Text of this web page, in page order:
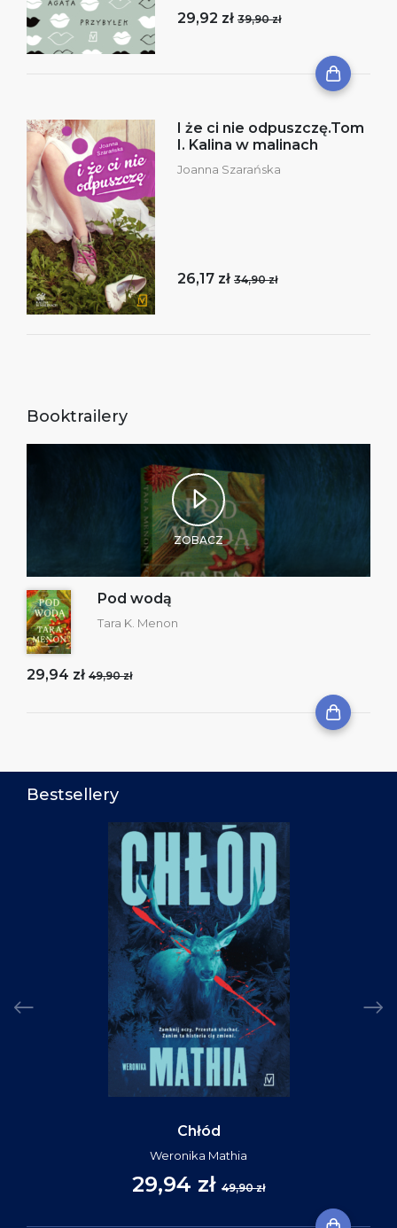
29,92 zł 39,90 zł
I że ci nie odpuszczę.Tom
I. Kalina w malinach
Joanna Szarańska
26,17 zł 34,90 zł
Booktrailery
ZOBACZ
Pod wodą
Tara K. Menon
29,94 zł 49,90 zł
Bestsellery
Chłód
Weronika Mathia
29,94 zł 49,90 zł